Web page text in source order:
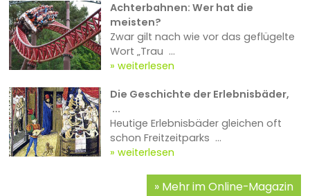
Achterbahnen: Wer hat die
meisten?
Zwar gilt nach wie vor das geflügelte
Wort „Trau ...
weiterlesen
Die Geschichte der Erlebnisbäder,
...
Heutige Erlebnisbäder gleichen oft
schon Freitzeitparks ...
weiterlesen
Mehr im Online-Magazin